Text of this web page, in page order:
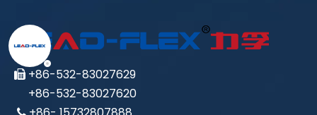
ลีด-เฟล็กซ์ SAE100 R6
 +86-532-83027629
+86-532-83027620
